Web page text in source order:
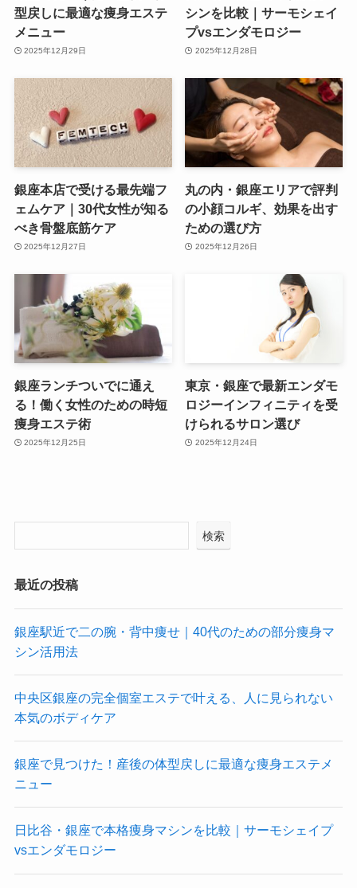
型戻しに最適な痩身エステ
メニュー
2025年12月29日
シンを比較｜サーモシェイ
プvsエンダモロジー
2025年12月28日
銀座本店で受ける最先端フ
ェムケア｜30代女性が知る
べき骨盤底筋ケア
2025年12月27日
丸の内・銀座エリアで評判
の小顔コルギ、効果を出す
ための選び方
2025年12月26日
銀座ランチついでに通え
る！働く女性のための時短
痩身エステ術
2025年12月25日
東京・銀座で最新エンダモ
ロジーインフィニティを受
けられるサロン選び
2025年12月24日
検索
最近の投稿
銀座駅近で二の腕・背中痩せ｜40代のための部分痩身マ
シン活用法
中央区銀座の完全個室エステで叶える、人に見られない
本気のボディケア
銀座で見つけた！産後の体型戻しに最適な痩身エステメ
ニュー
日比谷・銀座で本格痩身マシンを比較｜サーモシェイプ
vsエンダモロジー